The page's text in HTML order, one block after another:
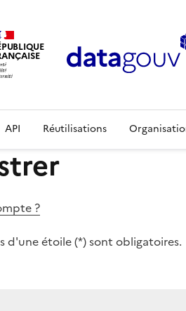
API Réutilisations
?
d'une étoile (*) sont obligatoires.